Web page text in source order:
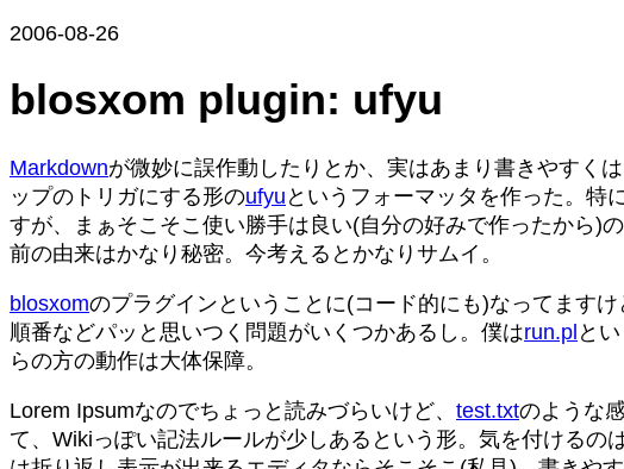
2006-08-26
blosxom plugin: ufyu
Markdownが微妙に誤作動したりとか、実はあまり書きやすく
ップのトリガにする形のufyu というフォーマッタを作った。特
すが、まぁそこそこ使い勝手は良い(自分の好みで作ったから)
前の由来はかなり秘密。今考えるとかなりサムイ。
blosxomのプラグインということに(コード的にも)なってます
順番などパッと思いつく問題がいくつかあるし。僕はrun.pl と
らの方の動作は大体保障。
Lorem Ipsumなのでちょっと読みづらいけど、 test.txtのような
て、Wikiっぽい記法ルールが少しあるという形。気を付ける